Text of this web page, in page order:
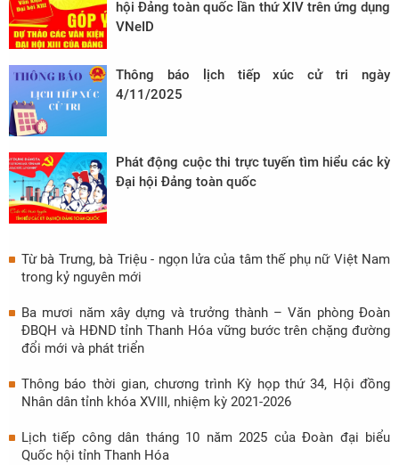
hội Đảng toàn quốc lần thứ XIV trên ứng dụng
VNeID
Thông báo lịch tiếp xúc cử tri ngày
4/11/2025
Phát động cuộc thi trực tuyến tìm hiểu các kỳ
Đại hội Đảng toàn quốc
Từ bà Trưng, bà Triệu - ngọn lửa của tâm thế phụ nữ Việt Nam
trong kỷ nguyên mới
Ba mươi năm xây dựng và trưởng thành – Văn phòng Đoàn
ĐBQH và HĐND tỉnh Thanh Hóa vững bước trên chặng đường
đổi mới và phát triển
Thông báo thời gian, chương trình Kỳ họp thứ 34, Hội đồng
Nhân dân tỉnh khóa XVIII, nhiệm kỳ 2021-2026
Lịch tiếp công dân tháng 10 năm 2025 của Đoàn đại biểu
Quốc hội tỉnh Thanh Hóa